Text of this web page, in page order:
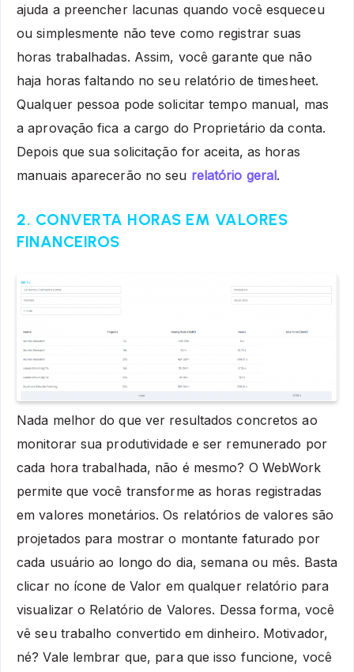
ajuda a preencher lacunas quando você esqueceu
ou simplesmente não teve como registrar suas
horas trabalhadas. Assim, você garante que não
haja horas faltando no seu relatório de timesheet.
Qualquer pessoa pode solicitar tempo manual, mas
a aprovação fica a cargo do Proprietário da conta.
Depois que sua solicitação for aceita, as horas
manuais aparecerão no seu relatório geral.
2. CONVERTA HORAS EM VALORES
FINANCEIROS
Nada melhor do que ver resultados concretos ao
monitorar sua produtividade e ser remunerado por
cada hora trabalhada, não é mesmo? O WebWork
permite que você transforme as horas registradas
em valores monetários. Os relatórios de valores são
projetados para mostrar o montante faturado por
cada usuário ao longo do dia, semana ou mês. Basta
clicar no ícone de Valor em qualquer relatório para
visualizar o Relatório de Valores. Dessa forma, você
vê seu trabalho convertido em dinheiro. Motivador,
né? Vale lembrar que, para que isso funcione, você